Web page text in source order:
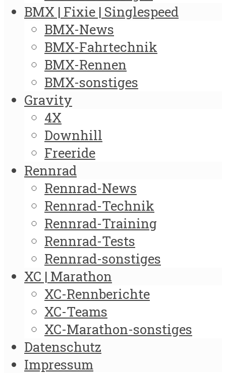
BMX | Fixie | Singlespeed
BMX-News
BMX-Fahrtechnik
BMX-Rennen
BMX-sonstiges
Gravity
4X
Downhill
Freeride
Rennrad
Rennrad-News
Rennrad-Technik
Rennrad-Training
Rennrad-Tests
Rennrad-sonstiges
XC | Marathon
XC-Rennberichte
XC-Teams
XC-Marathon-sonstiges
Datenschutz
Impressum